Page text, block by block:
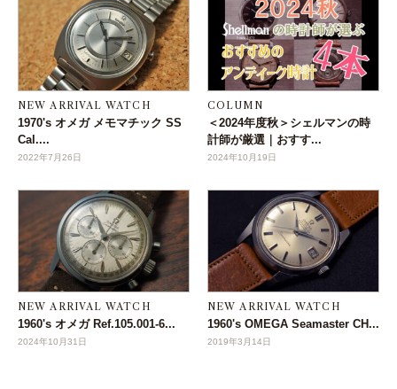
NEW ARRIVAL WATCH
1970's オメガ メモマチック SS
Cal....
2022年7月26日
COLUMN
＜2024年度秋＞シェルマンの時
計師が厳選｜おすす...
2024年10月19日
NEW ARRIVAL WATCH
1960's オメガ Ref.105.001-6...
2024年10月31日
NEW ARRIVAL WATCH
1960's OMEGA Seamaster CH...
2019年3月14日